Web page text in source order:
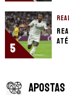
5
APOSTAS